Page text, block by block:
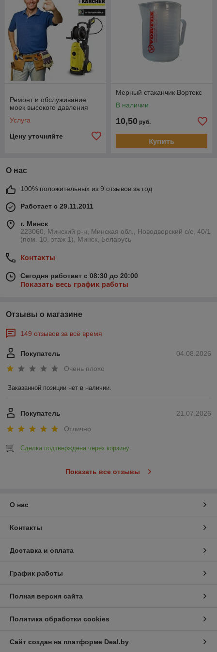
Ремонт и обслуживание
моек высокого давления
Услуга
Цену уточняйте
Мерный стаканчик Вортекс
В наличии
10,50 руб.
Купить
О нас
100% положительных из 9 отзывов за год
Работает с 29.11.2011
г. Минск
223060, Минский р-н, Минская обл., Новодворский с/с, 40/1
(пом. 10, этаж 1), Минск, Беларусь
Контакты
Сегодня работает с 08:30 до 20:00
Показать весь график работы
Отзывы о магазине
149 отзывов за всё время
04.08.2026
Покупатель
Очень плохо
Заказанной позиции нет в наличии.
21.07.2026
Покупатель
Отлично
Сделка подтверждена через корзину
Показать все отзывы
О нас
Контакты
Доставка и оплата
График работы
Полная версия сайта
Политика обработки cookies
Сайт создан на платформе Deal.by